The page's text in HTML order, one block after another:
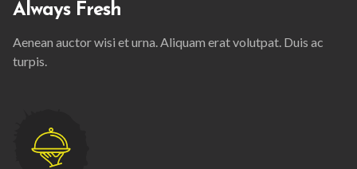
Always Fresh
Aenean auctor wisi et urna. Aliquam erat volutpat. Duis ac
turpis.